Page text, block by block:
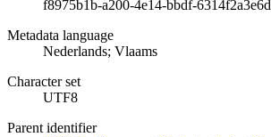
f8975b1b-a200-4e14-bbdf-
Metadata language
Nederlands; Vlaams
Character set
UTF8
Parent identifier